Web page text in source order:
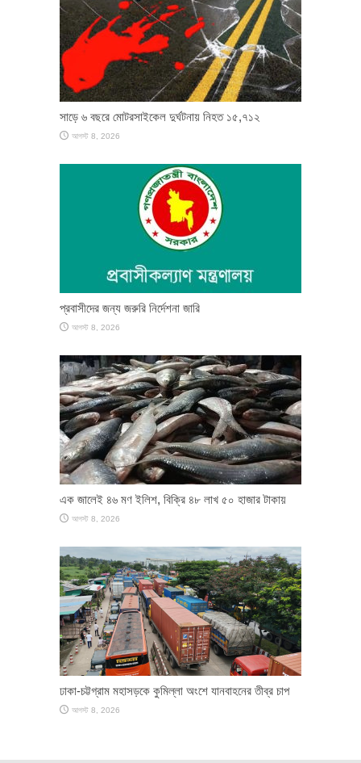
সাড়ে ৬ বছরে মোটরসাইকেল দুর্ঘটনায় নিহত ১৫,৭১২
আগস্ট 8, 2026
প্রবাসীদের জন্য জরুরি নির্দেশনা জারি
আগস্ট 8, 2026
এক জালেই ৪৬ মণ ইলিশ, বিক্রি ৪৮ লাখ ৫০ হাজার টাকায়
আগস্ট 8, 2026
ঢাকা-চট্টগ্রাম মহাসড়কে কুমিল্লা অংশে যানবাহনের তীব্র চাপ
আগস্ট 8, 2026